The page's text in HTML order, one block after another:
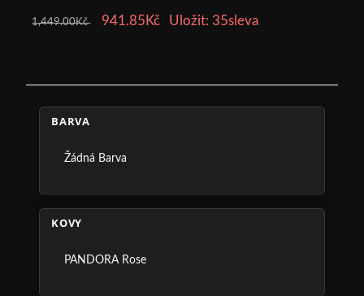
1,449.00Kč 941.85Kč Uložit: 35sleva
BARVA
Žádná Barva
KOVY
PANDORA Rose